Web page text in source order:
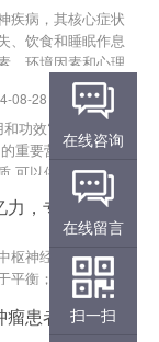
疾病，其核心症状
、饮食和睡眠作息
、环境因素和心理
者的身体或精神残
08-28
功效?人参在我跟
重要营养成分,他
,可以供人类服用,
预防疾病,还能增
力，专治易疲
神经系统，改善
衡；能提高脑力
，并有抗疲劳、抗
脑对能量物质的
瘤患者到底该
在线咨询
在线留言
扫一扫